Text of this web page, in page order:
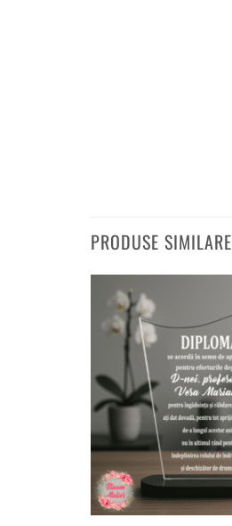
PRODUSE SIMILARE